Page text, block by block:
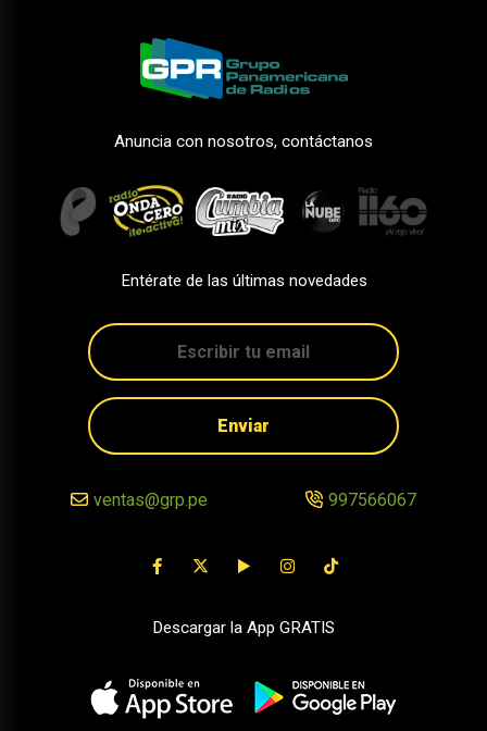
Anuncia con nosotros, contáctanos
Entérate de las últimas novedades
Enviar
ventas@grp.pe 997566067
Descargar la App GRATIS